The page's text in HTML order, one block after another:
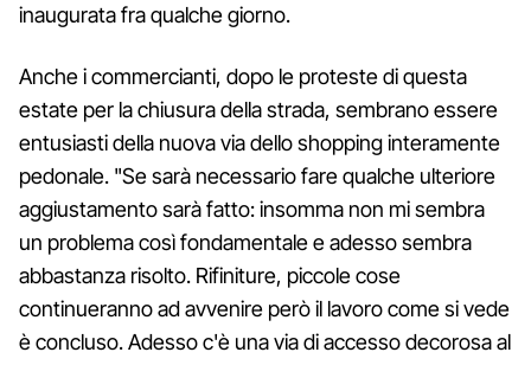
inaugurata fra qualche giorno.
Anche i commercianti, dopo le proteste di questa
estate per la chiusura della strada, sembrano essere
entusiasti della nuova via dello shopping interamente
pedonale. "Se sarà necessario fare qualche ulteriore
aggiustamento sarà fatto: insomma non mi sembra
un problema così fondamentale e adesso sembra
abbastanza risolto. Rifiniture, piccole cose
continueranno ad avvenire però il lavoro come si vede
è concluso. Adesso c'è una via di accesso decorosa al